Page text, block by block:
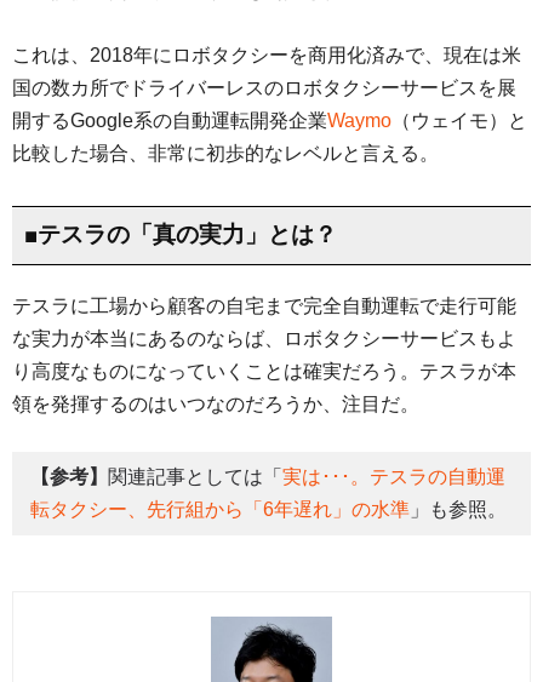
これは、2018年にロボタクシーを商用化済みで、現在は米
国の数カ所でドライバーレスのロボタクシーサービスを展
開するGoogle系の自動運転開発企業Waymo （ウェイモ）と
比較した場合、非常に初歩的なレベルと言える。
■テスラの「真の実力」とは？
テスラに工場から顧客の自宅まで完全自動運転で走行可能
な実力が本当にあるのならば、ロボタクシーサービスもよ
り高度なものになっていくことは確実だろう。テスラが本
領を発揮するのはいつなのだろうか、注目だ。
【参考】 関連記事としては「 実は･･･。テスラの自動運
転タクシー、先行組から「6年遅れ」の水準 」も参照。